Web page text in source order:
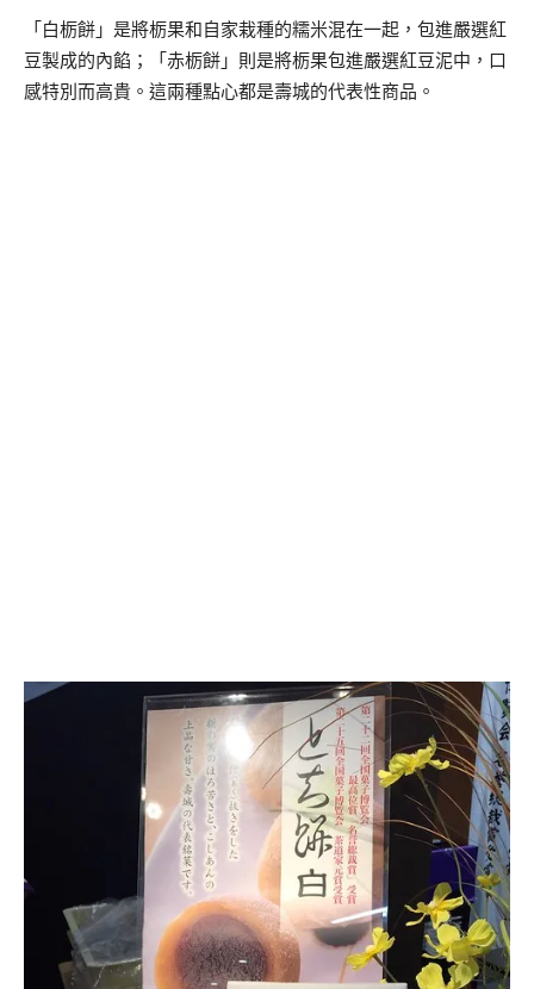
「白栃餅」是將栃果和自家栽種的糯米混在一起，包進嚴選紅
豆製成的內餡；「赤栃餅」則是將栃果包進嚴選紅豆泥中，口
感特別而高貴。這兩種點心都是壽城的代表性商品。